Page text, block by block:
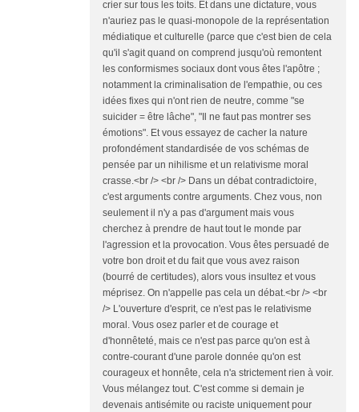
crier sur tous les toits. Et dans une dictature, vous
n'auriez pas le quasi-monopole de la représentation
médiatique et culturelle (parce que c'est bien de cela
qu'il s'agit quand on comprend jusqu'où remontent
les conformismes sociaux dont vous êtes l'apôtre ;
notamment la criminalisation de l'empathie, ou ces
idées fixes qui n'ont rien de neutre, comme "se
suicider = être lâche", "Il ne faut pas montrer ses
émotions". Et vous essayez de cacher la nature
profondément standardisée de vos schémas de
pensée par un nihilisme et un relativisme moral
crasse.<br /> <br /> Dans un débat contradictoire,
c'est arguments contre arguments. Chez vous, non
seulement il n'y a pas d'argument mais vous
cherchez à prendre de haut tout le monde par
l'agression et la provocation. Vous êtes persuadé de
votre bon droit et du fait que vous avez raison
(bourré de certitudes), alors vous insultez et vous
méprisez. On n'appelle pas cela un débat.<br /> <br
/> L'ouverture d'esprit, ce n'est pas le relativisme
moral. Vous osez parler et de courage et
d'honnêteté, mais ce n'est pas parce qu'on est à
contre-courant d'une parole donnée qu'on est
courageux et honnête, cela n'a strictement rien à voir.
Vous mélangez tout. C'est comme si demain je
devenais antisémite ou raciste uniquement pour